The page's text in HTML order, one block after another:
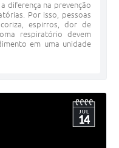
diferença na prevenção
Por isso, pessoas
espirros, dor de
respiratório devem
em uma unidade
JUL
14